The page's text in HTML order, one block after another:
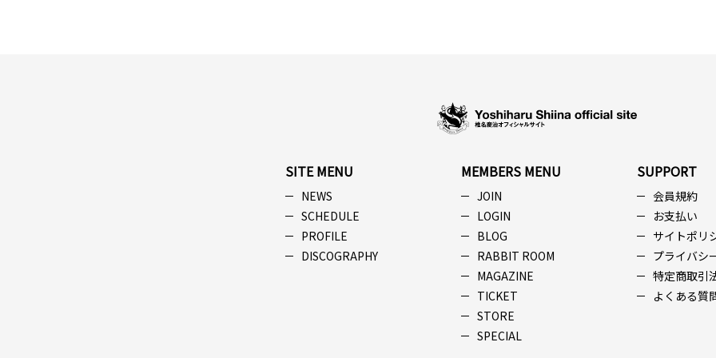
SITE MENU
NEWS
SCHEDULE
PROFILE
DISCOGRAPHY
MEMBERS MENU
JOIN
LOGIN
BLOG
RABBIT ROOM
MAGAZINE
TICKET
STORE
SPECIAL
SUPPORT
会員規約
お支払い
サイトポリ
プライバシ
特定商取引
よくある質